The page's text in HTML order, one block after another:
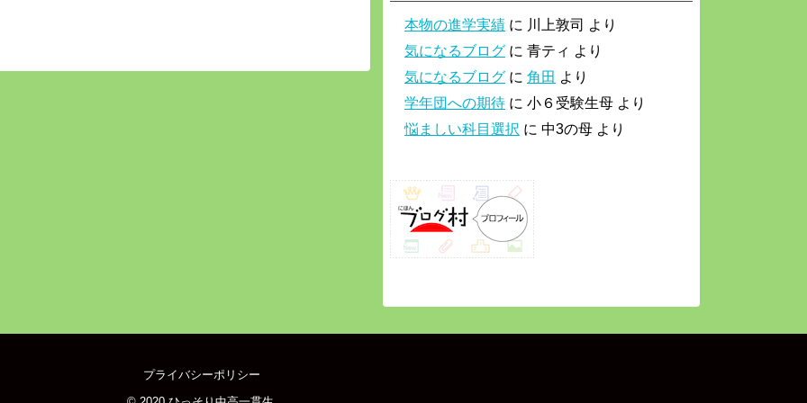
本物の進学実績 に 川上敦司 より
気になるブログ に 青ティ より
気になるブログ に 角田 より
学年団への期待 に 小６受験生母 より
悩ましい科目選択 に 中3の母 より
プライバシーポリシー